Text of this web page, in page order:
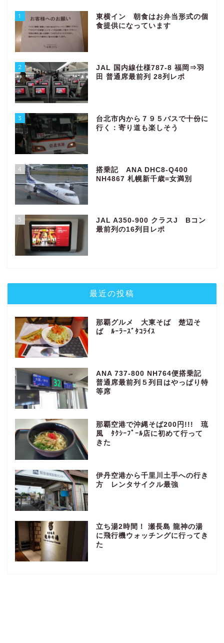
1
東横イン 朝食はお弁当形式の個
食提供になっています
2
JAL 国内線仕様787-8 福岡⇒羽
田 普通席最前列 28列レポ
3
台北市内から７９５バスで十份に
行く：寄り道も楽しそう
4
搭乗記 ANA DHC8-Q400
NH4867 札幌新千歳=女満別
5
JAL A350-900 クラスJ Bコン
最前列の16列目レポ
最近の投稿
那覇グルメ 大東そば 楚辺そ
ば ﾙｰﾗｰｽﾞﾀｺﾗｲｽ
ANA 737-800 NH764便搭乗記
普通席最前列５列目はやっぱり特
等席
那覇空港で沖縄そば200円!!! 琉
風 ﾀｸｼｰﾌﾟｰﾙ店に初めて行って
きた
伊丹空港から千里川土手への行き
方 レンタサイクル最強
立ち湯2時間！ 瀬長島 龍神の湯
に飛行機ウォッチングに行ってき
た